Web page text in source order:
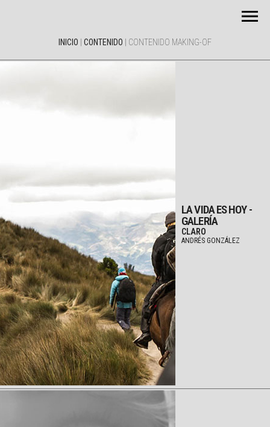
INICIO CONTENIDO CONTENIDO MAKING-OF
LA VIDA ES HOY -
GALERÍA
CLARO
ANDRÉS GONZÁLEZ